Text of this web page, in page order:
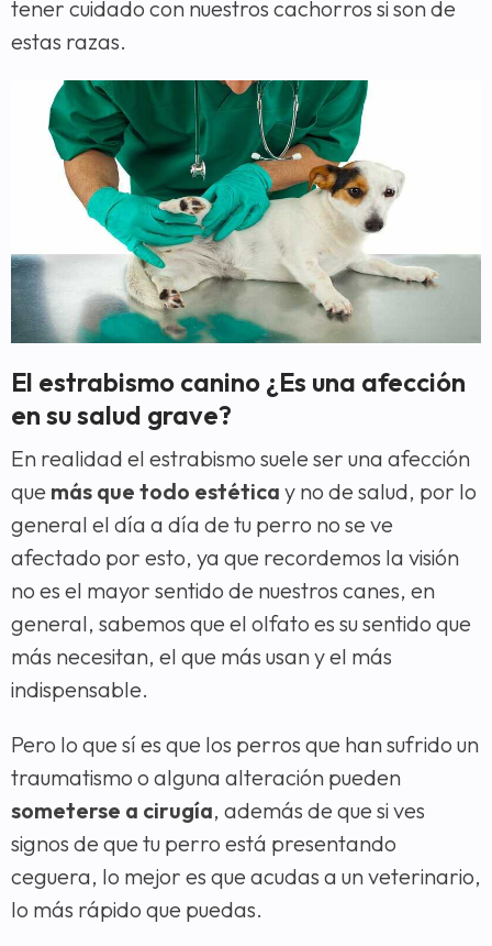
tener cuidado con nuestros cachorros si son de
estas razas.
El estrabismo canino ¿Es una afección
en su salud grave?
En realidad el estrabismo suele ser una afección
que más que todo estética y no de salud, por lo
general el día a día de tu perro no se ve
afectado por esto, ya que recordemos la visión
no es el mayor sentido de nuestros canes, en
general, sabemos que el olfato es su sentido que
más necesitan, el que más usan y el más
indispensable.
Pero lo que sí es que los perros que han sufrido un
traumatismo o alguna alteración pueden
someterse a cirugía, además de que si ves
signos de que tu perro está presentando
ceguera, lo mejor es que acudas a un veterinario,
lo más rápido que puedas.